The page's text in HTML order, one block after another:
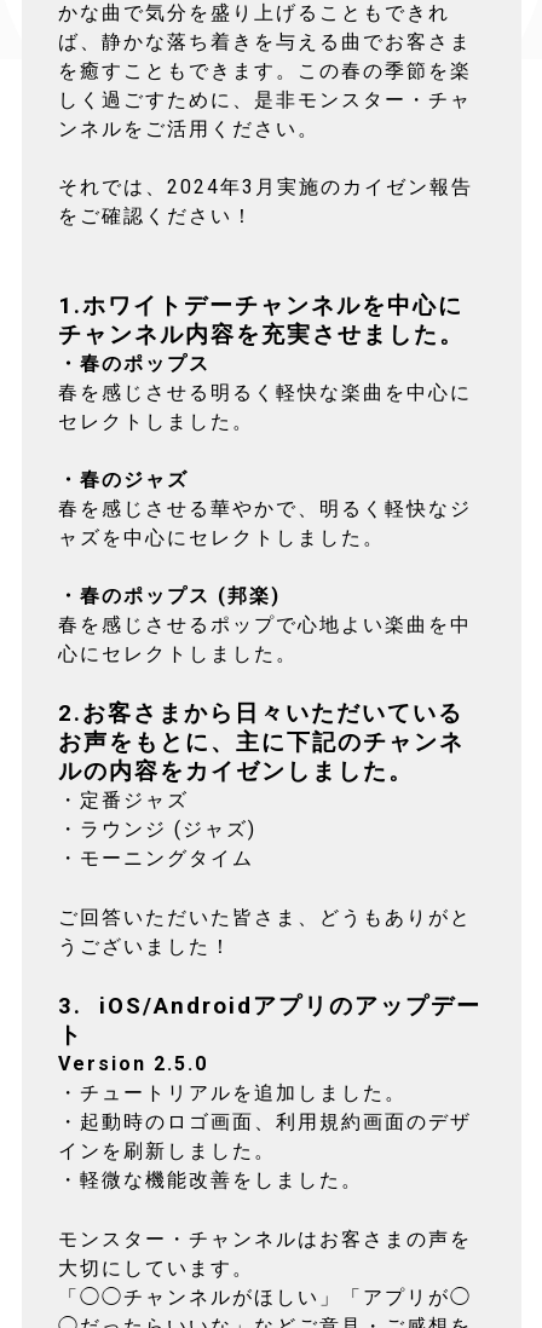
かな曲で気分を盛り上げることもできれ
ば、静かな落ち着きを与える曲でお客さま
を癒すこともできます。この春の季節を楽
しく過ごすために、是非モンスター・チャ
ンネルをご活用ください。
それでは、2024年3月実施のカイゼン報告
をご確認ください！
1.ホワイトデーチャンネルを中心に
チャンネル内容を充実させました。
・春のポップス
春を感じさせる明るく軽快な楽曲を中心に
セレクトしました。
・春のジャズ
春を感じさせる華やかで、明るく軽快なジ
ャズを中心にセレクトしました。
・春のポップス (邦楽)
春を感じさせるポップで心地よい楽曲を中
心にセレクトしました。
2.お客さまから日々いただいている
お声をもとに、主に下記のチャンネ
ルの内容をカイゼンしました。
・定番ジャズ
・ラウンジ (ジャズ)
・モーニングタイム
ご回答いただいた皆さま、どうもありがと
うございました！
3. iOS/Androidアプリのアップデー
ト
Version 2.5.0
・チュートリアルを追加しました。
・起動時のロゴ画面、利用規約画面のデザ
インを刷新しました。
・軽微な機能改善をしました。
モンスター・チャンネルはお客さまの声を
大切にしています。
「◯◯チャンネルがほしい」「アプリが◯